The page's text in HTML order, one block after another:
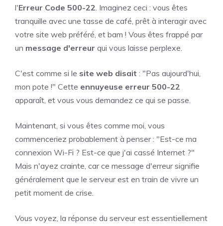
l'Erreur Code 500-22. Imaginez ceci : vous êtes
tranquille avec une tasse de café, prêt à interagir avec
votre site web préféré, et bam ! Vous êtes frappé par
un message d'erreur qui vous laisse perplexe.
C'est comme si le site web disait : "Pas aujourd'hui,
mon pote !" Cette ennuyeuse erreur 500-22
apparaît, et vous vous demandez ce qui se passe.
Maintenant, si vous êtes comme moi, vous
commenceriez probablement à penser : "Est-ce ma
connexion Wi-Fi ? Est-ce que j'ai cassé Internet ?"
Mais n'ayez crainte, car ce message d'erreur signifie
généralement que le serveur est en train de vivre un
petit moment de crise.
Vous voyez, la réponse du serveur est essentiellement